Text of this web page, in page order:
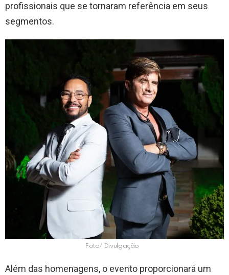
profissionais que se tornaram referência em seus
segmentos.
Foto/ Divulgação
Além das homenagens, o evento proporcionará um